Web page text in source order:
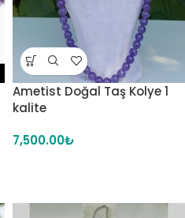
Ametist Doğal Taş Kolye 1
kalite
7,500.00₺